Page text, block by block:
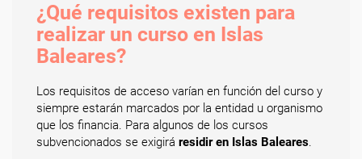
¿Qué requisitos existen para
realizar un curso en Islas
Baleares?
Los requisitos de acceso varían en función del curso y
siempre estarán marcados por la entidad u organismo
que los financia. Para algunos de los cursos
subvencionados se exigirá residir en Islas Baleares.